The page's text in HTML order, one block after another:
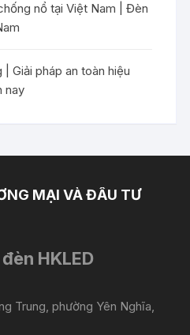
nổ tại Việt Nam | Đèn
Giải pháp an toàn hiệu
nay
MẠI VÀ ĐẦU TƯ
HKLED
Trung, phường Yên Nghĩa,